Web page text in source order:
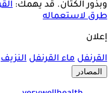
وبذور الكتان. قد يهمك:
طرق لاستعماله
إعلان
القرنفل ماء القرنفل النزيف
المصادر